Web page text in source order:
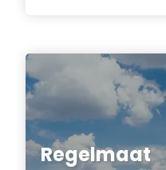
Regelmaat